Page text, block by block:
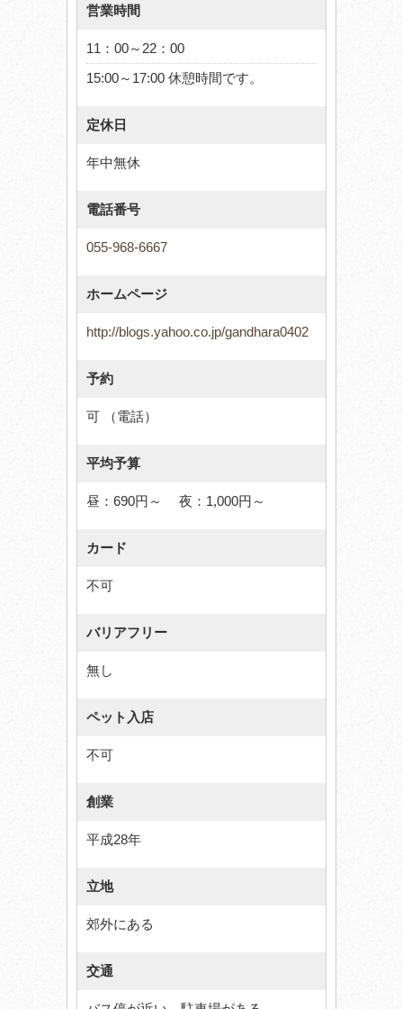
営業時間
11：00～22：00
15:00～17:00 休憩時間です。
定休日
年中無休
電話番号
055-968-6667
ホームページ
http://blogs.yahoo.co.jp/gandhara0402
予約
可 （電話）
平均予算
昼：690円～ 夜：1,000円～
カード
不可
バリアフリー
無し
ペット入店
不可
創業
平成28年
立地
郊外にある
交通